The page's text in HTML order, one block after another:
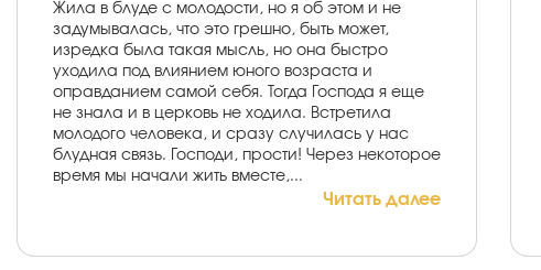
Жила в блуде с молодости, но я об этом и не
задумывалась, что это грешно, быть может,
изредка была такая мысль, но она быстро
уходила под влиянием юного возраста и
оправданием самой себя. Тогда Господа я еще
не знала и в церковь не ходила. Встретила
молодого человека, и сразу случилась у нас
блудная связь. Господи, прости! Через некоторое
время мы начали жить вместе,...
Читать далее